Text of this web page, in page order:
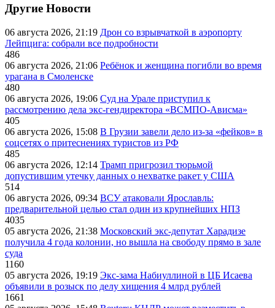
Другие Новости
06 августа 2026, 21:19 Дрон со взрывчаткой в аэропорту
Лейпцига: собрали все подробности
486
06 августа 2026, 21:06 Ребёнок и женщина погибли во время
урагана в Смоленске
480
06 августа 2026, 19:06 Суд на Урале приступил к
рассмотрению дела экс-гендиректора «ВСМПО-Ависма»
405
06 августа 2026, 15:08 В Грузии завели дело из-за «фейков» в
соцсетях о притеснениях туристов из РФ
485
06 августа 2026, 12:14 Трамп пригрозил тюрьмой
допустившим утечку данных о нехватке ракет у США
514
06 августа 2026, 09:34 ВСУ атаковали Ярославль:
предварительной целью стал один из крупнейших НПЗ
4035
05 августа 2026, 21:38 Московский экс-депутат Харадизе
получила 4 года колонии, но вышла на свободу прямо в зале
суда
1160
05 августа 2026, 19:19 Экс-зама Набиуллиной в ЦБ Исаева
объявили в розыск по делу хищения 4 млрд рублей
1661